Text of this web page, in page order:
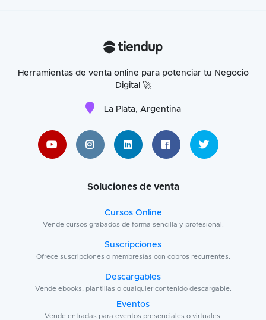
Herramientas de venta online para potenciar tu Negocio
Digital 🚀
La Plata, Argentina
Soluciones de venta
Cursos Online
Vende cursos grabados de forma sencilla y profesional.
Suscripciones
Ofrece suscripciones o membresías con cobros recurrentes.
Descargables
Vende ebooks, plantillas o cualquier contenido descargable.
Eventos
Vende entradas para eventos presenciales o virtuales.